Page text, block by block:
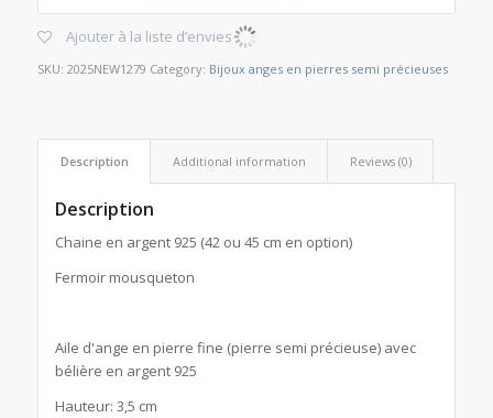
Ajouter à la liste d’envies
SKU: 2025NEW1279 Category: Bijoux anges en pierres semi précieuses
Description Additional information Reviews (0)
Description
Chaine en argent 925 (42 ou 45 cm en option)
Fermoir mousqueton
Aile d'ange en pierre fine (pierre semi précieuse) avec
bélière en argent 925
Hauteur: 3,5 cm